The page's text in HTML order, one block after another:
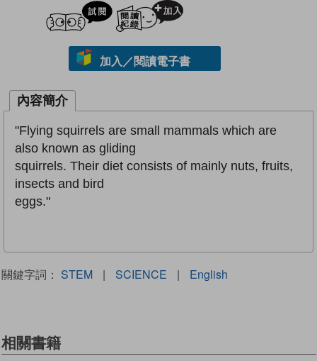
試閲
加入／閱讀電子書
內容簡介
"Flying squirrels are small mammals which are
also known as gliding
squirrels. Their diet consists of mainly nuts, fruits,
insects and bird
eggs."
關鍵字詞： STEM | SCIENCE | English
相關書籍